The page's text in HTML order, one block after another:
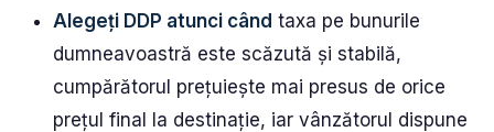
Alegeți DDP atunci când taxa pe bunurile
dumneavoastră este scăzută și stabilă,
cumpărătorul prețuiește mai presus de orice
prețul final la destinație, iar vânzătorul dispune